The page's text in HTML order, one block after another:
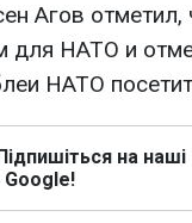
Агов отметил,
для НАТО и
НАТО
на наші
Google!